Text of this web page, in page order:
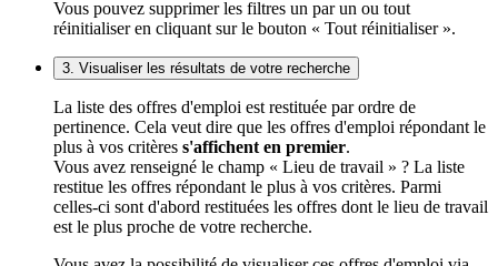
Vous pouvez supprimer les filtres un par un ou tout
réinitialiser en cliquant sur le bouton « Tout réinitialiser ».
3. Visualiser les résultats de votre recherche
La liste des offres d'emploi est restituée par ordre de
pertinence. Cela veut dire que les offres d'emploi répondant le
plus à vos critères s'affichent en premier.
Vous avez renseigné le champ « Lieu de travail » ? La liste
restitue les offres répondant le plus à vos critères. Parmi
celles-ci sont d'abord restituées les offres dont le lieu de travail
est le plus proche de votre recherche.